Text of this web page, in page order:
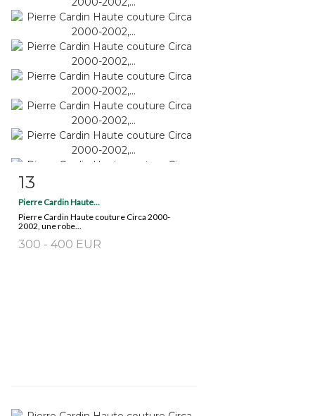
Fiche détaillée
13
Pierre Cardin Haute...
Pierre Cardin Haute couture Circa 2000-
2002, une robe...
300 - 400 EUR